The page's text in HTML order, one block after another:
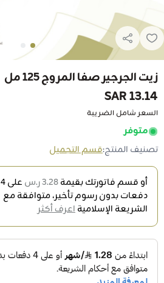
زيت الجرجير صفا المروج 125 مل
13.14 SAR
السعر شامل الضريبة
متوفر
تصنيف المنتج:قسم التجميل
أو قسم فاتورتك بقيمة3.28 ر.س على4
دفعات بدون رسوم تأخير، متوافقة مع
الشريعة الإسلاميةاعرف أكثر